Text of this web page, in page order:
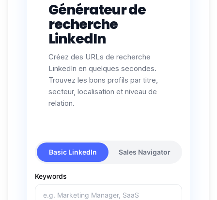
Générateur de
recherche
LinkedIn
Créez des URLs de recherche
LinkedIn en quelques secondes.
Trouvez les bons profils par titre,
secteur, localisation et niveau de
relation.